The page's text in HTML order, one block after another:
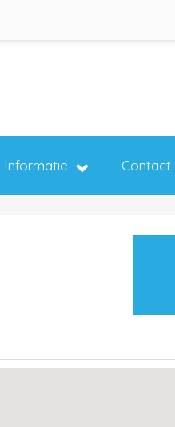
Informatie Contact